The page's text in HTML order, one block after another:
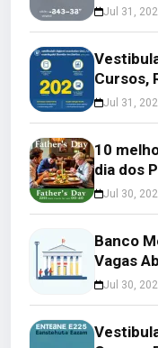
Jul 31,
Cursos,
Jul 31,
10
dia dos
Jul 30,
Banco
Vagas
Jul 30,